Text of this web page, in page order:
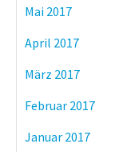
Mai 2017
April 2017
März 2017
Februar 2017
Januar 2017